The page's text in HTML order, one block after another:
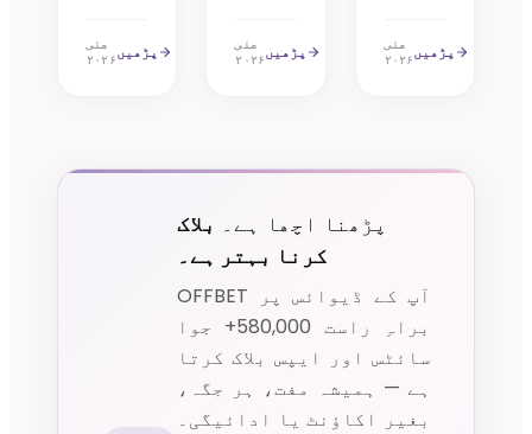
مئی
۲۰۲۶پڑھیں
مئی
۲۰۲۶پڑھیں
مئی
۲۰۲۶پڑھیں
پڑھنا اچھا ہے۔ بلاک
کرنا بہتر ہے۔
OFFBET آپ کے ڈیوائس پر
براہِ راست 580,000+ جوا
سائٹس اور ایپس بلاک کرتا
ہے — ہمیشہ مفت، ہر جگہ،
بغیر اکاؤنٹ یا ادائیگی۔